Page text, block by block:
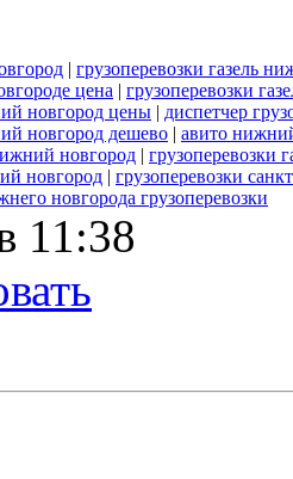
| грузоперевозки газель
цена | грузоперевозки
новгород цены | диспетчер
новгород дешево | авито
новгород | грузоперевозки
новгород | грузоперевозки
новгорода грузоперевозки
11:38